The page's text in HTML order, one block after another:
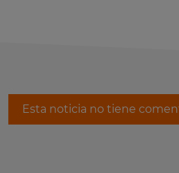
Esta noticia no tiene